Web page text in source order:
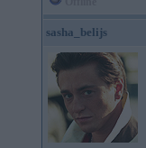
sasha_belijs